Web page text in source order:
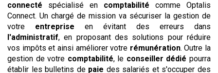
connecté spécialisé en comptabilité comme Optalis
Connect. Un chargé de mission va sécuriser la gestion de
votre entreprise en évitant des erreurs dans
l'administratif, en proposant des solutions pour réduire
vos impôts et ainsi améliorer votre rémunération. Outre la
gestion de votre comptabilité, le conseiller dédié pourra
établir les bulletins de paie des salariés et s'occuper des